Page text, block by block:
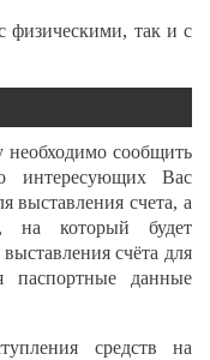
физическими, так и с
необходимо сообщить
интересующих Вас
выставления счета, а
на который будет
счёта для
паспортные данные
средств на